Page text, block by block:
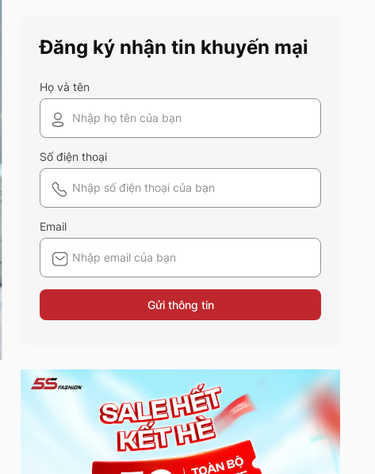
Đăng ký nhận tin khuyến mại
Họ và tên
Số điện thoại
Email
Gửi thông tin